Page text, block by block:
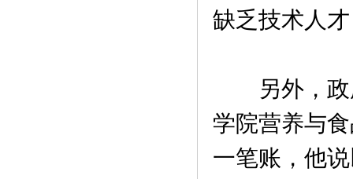
缺乏技术人
另外，政
学院营养与
一笔账，他